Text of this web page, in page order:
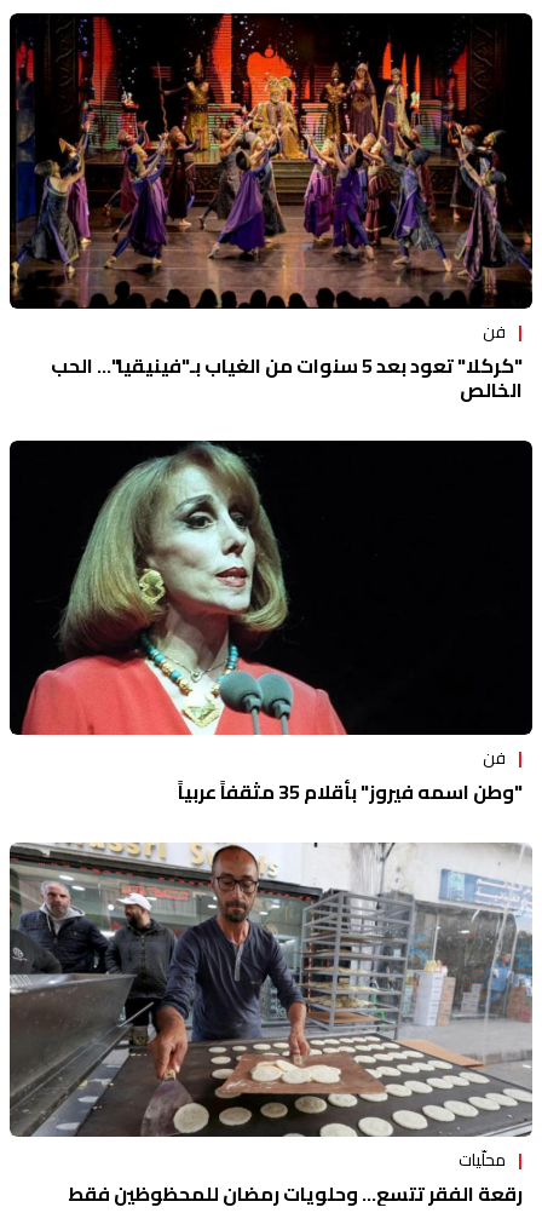
فن
"كركلا" تعود بعد 5 سنوات من الغياب بـ"فينيقيا"... الحب
الخالص
فن
"وطن اسمه فيروز" بأقلام 35 مثقفاً عربياً
محلّيات
رقعة الفقر تتسع... وحلويات رمضان للمحظوظين فقط